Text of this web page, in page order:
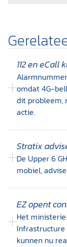
112 en
omdat 4G-
dit probleem,
actie.
Stratix
De Upper 6
mobiel,
EZ opent
Het
Infrastructure
kunnen nu